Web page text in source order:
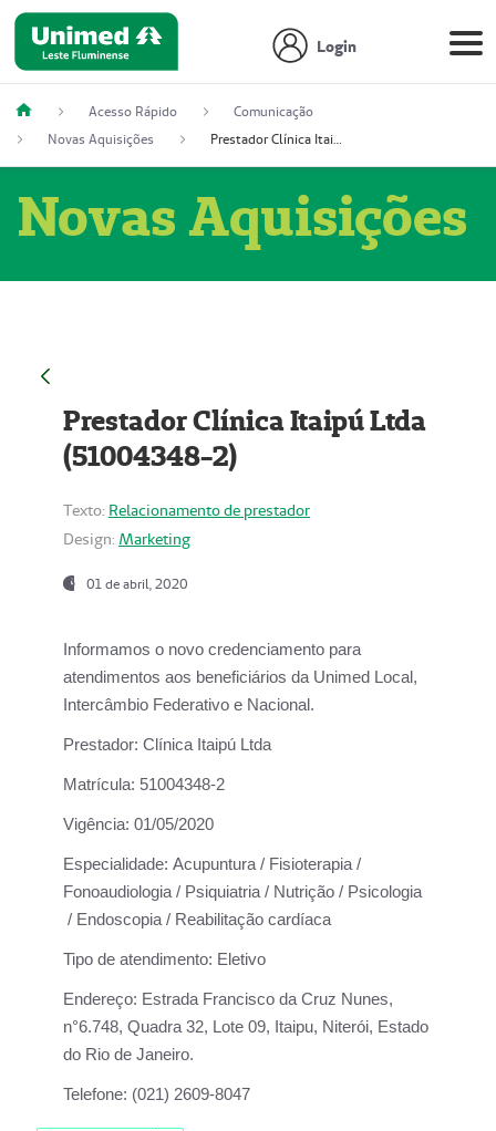
Login
Acesso Rápido
Comunicação
Novas Aquisições
Prestador Clínica Itaipú Ltda (51004348-2)
Novas Aquisições
Prestador Clínica Itaipú Ltda
(51004348-2)
Texto: Relacionamento de prestador
Design: Marketing
01 de abril, 2020
Informamos o novo credenciamento para
atendimentos aos beneficiários da Unimed Local,
Intercâmbio Federativo e Nacional.
Prestador: Clínica Itaipú Ltda
Matrícula: 51004348-2
Vigência: 01/05/2020
Especialidade: Acupuntura / Fisioterapia /
Fonoaudiologia / Psiquiatria / Nutrição / Psicologia
/ Endoscopia / Reabilitação cardíaca
Tipo de atendimento: Eletivo
Endereço: Estrada Francisco da Cruz Nunes,
n°6.748, Quadra 32, Lote 09, Itaipu, Niterói, Estado
do Rio de Janeiro.
Telefone: (021) 2609-8047